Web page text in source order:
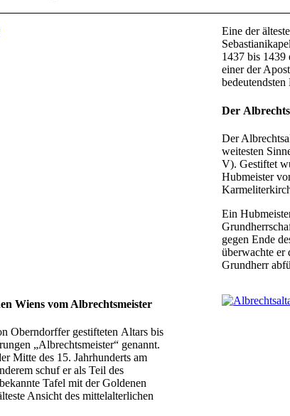
Eine der
1437 bis 1439
einer der
Der
Der
weitesten
V). Gestiftet
Hubmeister
Ein
gegen Ende
überwachte er
Grundherr
Wiens vom Albrechtsmeister
Oberndorffer gestifteten Altars bis
„Albrechtsmeister“ genannt.
Mitte des 15. Jahrhunderts am
schuf er als Teil des
Tafel mit der Goldenen
Ansicht des mittelalterlichen